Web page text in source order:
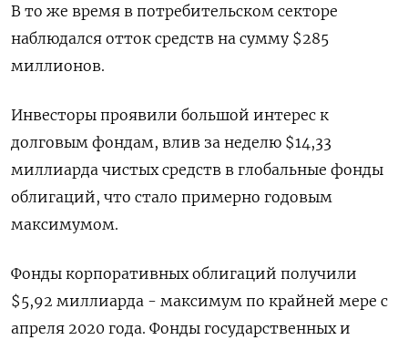
В то же время в потребительском секторе
наблюдался отток средств на сумму $285
миллионов.
Инвесторы проявили большой интерес к
долговым фондам, влив за неделю $14,33
миллиарда чистых средств в глобальные фонды
облигаций, что стало примерно годовым
максимумом.
Фонды корпоративных облигаций получили
$5,92 миллиарда - максимум по крайней мере с
апреля 2020 года. Фонды государственных и